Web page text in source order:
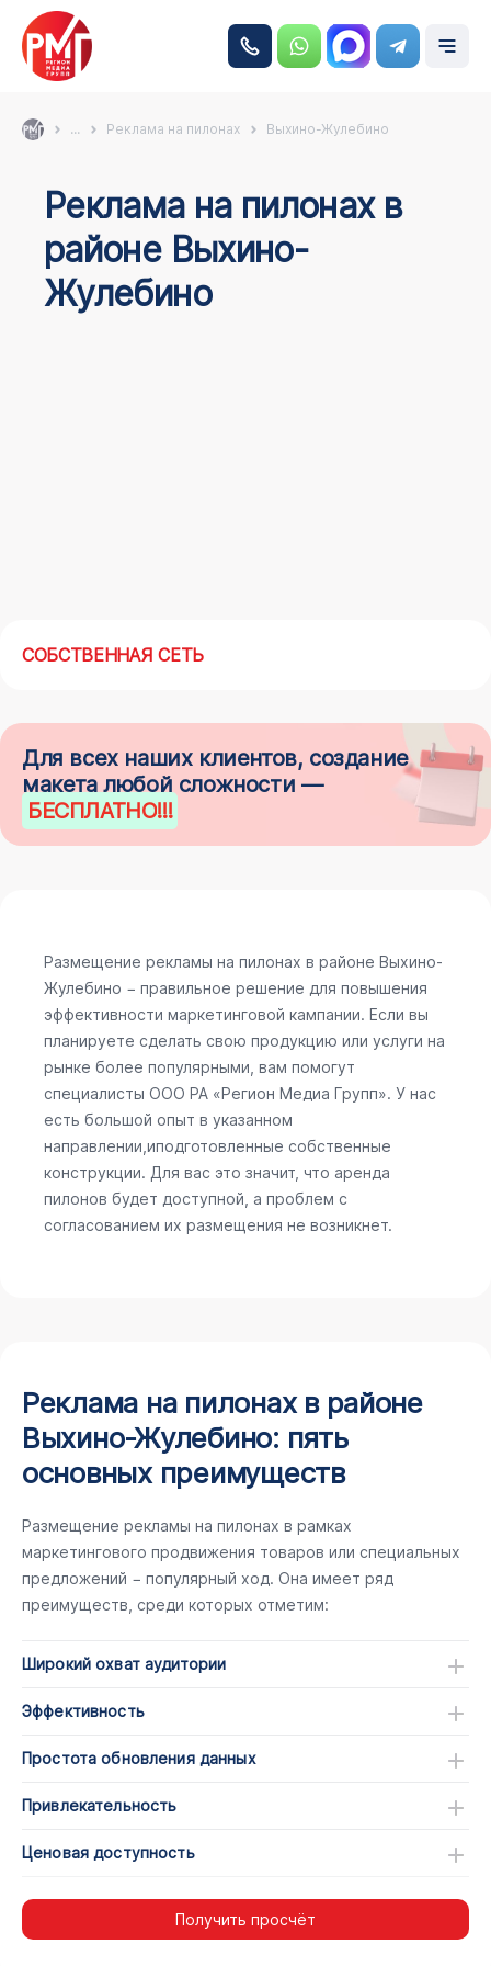
... Реклама на пилонах Выхино-Жулебино
Реклама на пилонах в
районе Выхино-
Жулебино
СОБСТВЕННАЯ СЕТЬ
Для всех наших клиентов, создание
макета любой сложности —
БЕСПЛАТНО!!!
Размещение рекламы на пилонах в районе Выхино-
Жулебино − правильное решение для повышения
эффективности маркетинговой кампании. Если вы
планируете сделать свою продукцию или услуги на
рынке более популярными, вам помогут
специалисты ООО РА «Регион Медиа Групп». У нас
есть большой опыт в указанном
направлении,иподготовленные собственные
конструкции. Для вас это значит, что аренда
пилонов будет доступной, а проблем с
согласованием их размещения не возникнет.
Реклама на пилонах в районе
Выхино-Жулебино: пять
основных преимуществ
Размещение рекламы на пилонах в рамках
маркетингового продвижения товаров или специальных
предложений − популярный ход. Она имеет ряд
преимуществ, среди которых отметим:
Широкий охват аудитории
Эффективность
Простота обновления данных
Привлекательность
Ценовая доступность
Получить просчёт